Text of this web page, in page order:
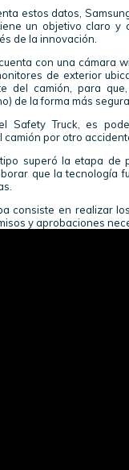
estos datos,
un objetivo claro y
de la innovación.
con una cámara
de exterior
del camión, para
de la forma más
Safety Truck, es
por otro
superó la etapa de
que la tecnología
consiste en realizar
y aprobaciones